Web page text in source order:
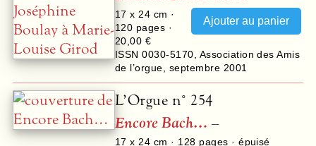
17 x 24 cm ·
120 pages ·
20,00 €
ISSN 0030-5170 Association des Amis
de l’orgue
septembre 2001
L’Orgue n° 254
Encore Bach… –
17 x 24 cm · 128 pages · épuisé